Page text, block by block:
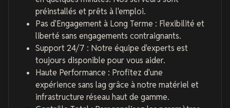
préinstallés et prêts à l'emploi.
Pas d'Engagement à Long Terme : Flexibilité et
liberté sans engagements contraignants.
Support 24/7 : Notre équipe d'experts est
toujours disponible pour vous aider.
Haute Performance : Profitez d'une
expérience sans lag grâce à notre matériel et
infrastructure réseau haut de gamme.